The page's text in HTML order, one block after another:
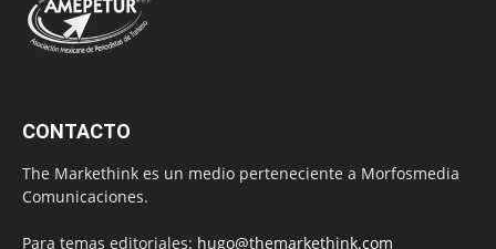
CONTACTO
The Markethink es un medio perteneciente a Morfosmedia
Comunicaciones.
Para temas editoriales: hugo@themarkethink.com